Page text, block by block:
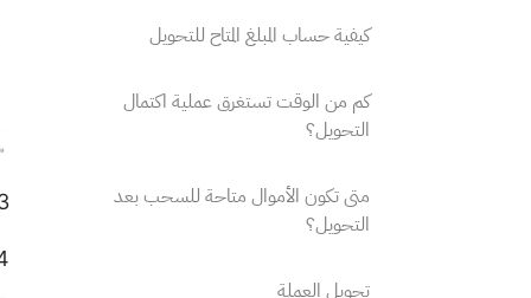
كيفية حساب المبلغ المتاح للتحويل
كم من الوقت تستغرق عملية اكتمال
التحويل؟
متى تكون الأموال متاحة للسحب بعد
التحويل؟
تحويل العملة
3. حدد خيار "تحويل"
4. حدد